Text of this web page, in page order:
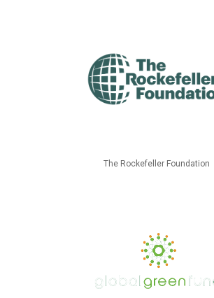
The Rockefeller Foundation